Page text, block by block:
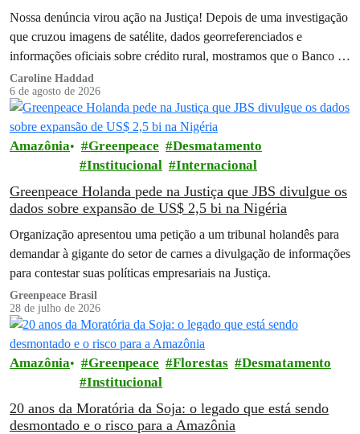
Nossa denúncia virou ação na Justiça! Depois de uma investigação
que cruzou imagens de satélite, dados georreferenciados e
informações oficiais sobre crédito rural, mostramos que o Banco do
Brasil financiou…
Caroline Haddad
6 de agosto de 2026
Amazônia Greenpeace
Desmatamento
Institucional
Internacional
Greenpeace Holanda pede na Justiça que JBS divulgue os
dados sobre expansão de US$ 2,5 bi na Nigéria
Organização apresentou uma petição a um tribunal holandês para
demandar à gigante do setor de carnes a divulgação de informações
para contestar suas políticas empresariais na Justiça.
Greenpeace Brasil
28 de julho de 2026
Amazônia Greenpeace Florestas
Desmatamento
Institucional
20 anos da Moratória da Soja: o legado que está sendo
desmontado e o risco para a Amazônia